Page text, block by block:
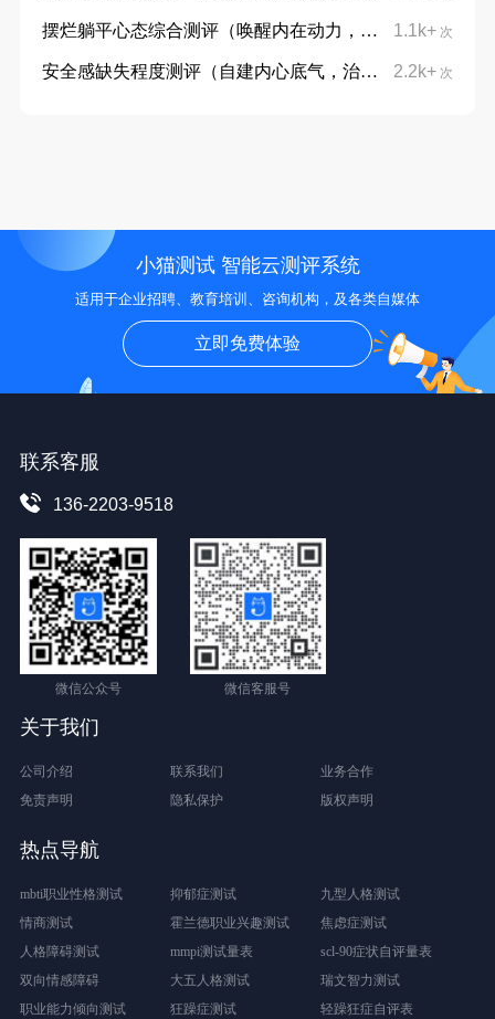
1.1k+ 次
摆烂躺平心态综合测评（唤醒内在动力，摆脱躺平摆烂心态）
2.2k+ 次
安全感缺失程度测评（自建内心底气，治愈不安与敏感）
小猫测试 智能云测评系统
适用于企业招聘、教育培训、咨询机构，及各类自媒体
立即免费体验
联系客服
136-2203-9518
微信公众号 微信客服号
关于我们
公司介绍 联系我们
业务合作
免责声明
隐私保护 版权声明
热点导航
mbti职业性格测试 抑郁症测试
九型人格测试
情商测试
霍兰德职业兴趣测试
焦虑症测试
人格障碍测试
mmpi测试量表
scl-90症状自评量表
双向情感障碍
大五人格测试
瑞文智力测试
职业能力倾向测试
狂躁症测试 轻躁狂症自评表